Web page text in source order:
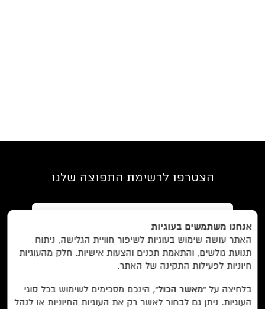
הצטרפו לרשימת התפוצה שלנו
הודעות מאתר זה בלבד (לא ספאם)
אנחנו משתמשים בעוגיות
האתר עושה שימוש בעוגיות לשיפור חוויית הגלישה, ניתוח
תנועת גולשים, והתאמת תכנים והצעות אישיות. חלק מהעוגיות
חיוניות לפעילות התקינה של האתר.
בלחיצה על“מאשר הכול”, הינכם מסכימים לשימוש בכל סוגי
העוגיות. ניתן גם לבחור לאשר רק את העוגיות החיוניות או לנהל